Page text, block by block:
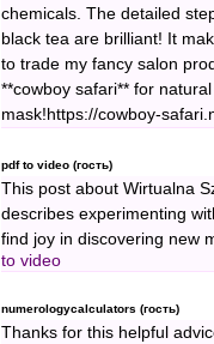
chemicals. The detailed
black tea are brilliant! It
to trade my fancy salon
**cowboy safari** for
mask!https://cowboy-
pdf to video (гость)
This post about Wirtualna
describes experimenting
find joy in discovering new
to video
numerologycalculators (гость)
Thanks for this helpful